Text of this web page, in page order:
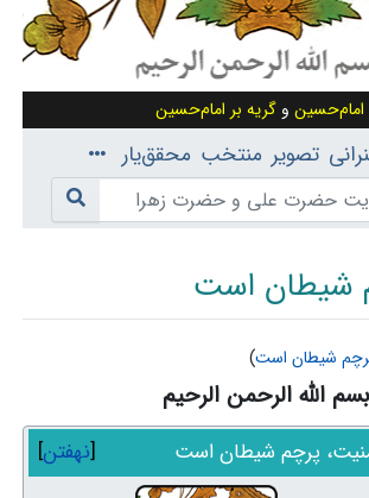
امام‌حسین و گریه بر امام‌حسین
تصویر منتخب محقق‌یار
شیطان است
شیطان است)
بسم الله الرحمن الرحیم
نهفتن پرچم شیطان است